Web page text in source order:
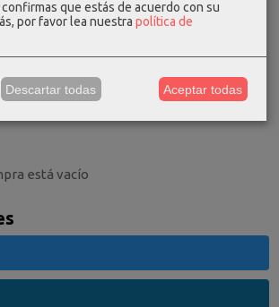
está vacío
que estás de acuerdo con su
por favor lea nuestra política de
Descartar todas Aceptar todas